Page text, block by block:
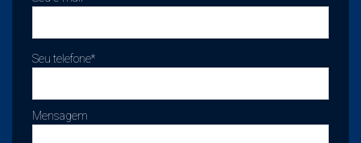
Seu telefone*
Mensagem